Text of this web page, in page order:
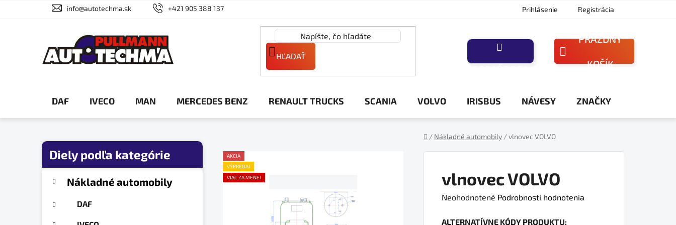
info@autotechma.sk +421 905 388 137 Prihlásenie Registrácia
HĽADAŤ
NÁKUPNÝ
PRÁZDNY
KOŠÍK
DAF IVECO MAN MERCEDES BENZ RENAULT TRUCKS SCANIA VOLVO IRISBUS NÁVESY ZNAČKY
/ Nákladné automobily /vlnovec VOLVO
B
kategórieNákladné automobily
DAF
vlnovec VOLVO
Priemerné
Neohodnotené Podrobnosti hodnotenia
ALTERNATÍVNE KÓDY PRODUKTU:
AKCIA
VÝPREDAJ
VIAC ZA MENEJ